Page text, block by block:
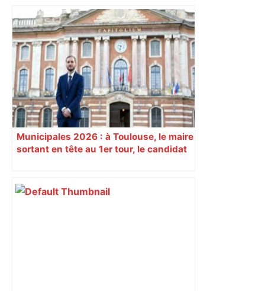
Alliance PS/LFI à Toulouse : Marc
Sztulman claque la porte – RMC
Municipales 2026 : à Toulouse, le maire
sortant en tête au 1er tour, le candidat